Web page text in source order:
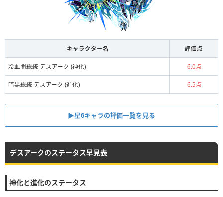
キャラクター名 評価点
冷血闇総統 デスアーク (神化) 6.0点
暗黒総統 デスアーク (進化) 6.5点
▶星6キャラの評価一覧を見る
デスアークのステータス早見表
神化と進化のステータス